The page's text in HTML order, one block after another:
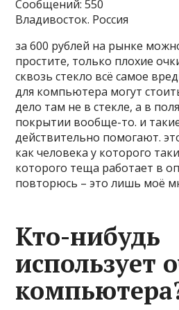
Сообщений: 550
Владивосток. Россия
за 600 рублей на рынке
простите, только плохие
сквозь стекло всё самое
для компьютера могут
дело там не в стекле, а в
покрытии вообще-то. и
действительно помогают.
как человека у которого
которого теща работает в
повторюсь – это лишь моё
Кто-нибудь
использует